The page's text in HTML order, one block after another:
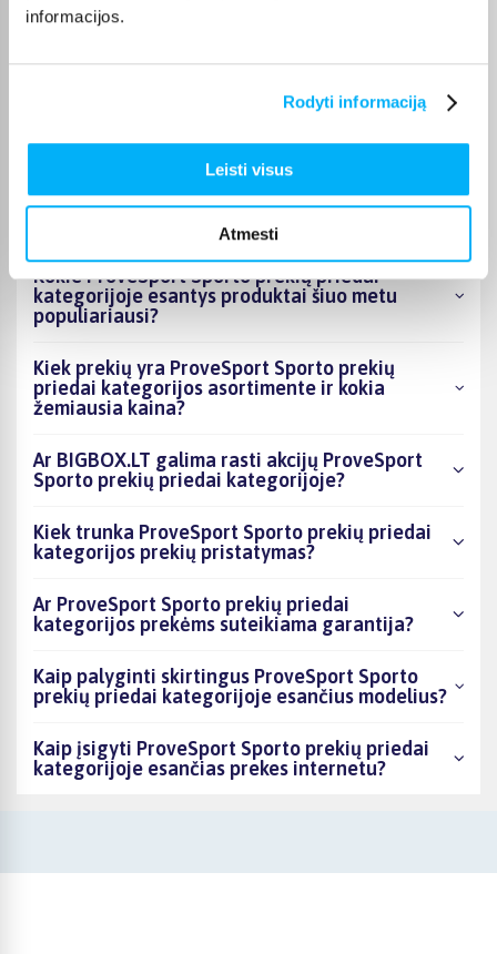
informacijos.
Rodyti informaciją
Leisti visus
Atmesti
DUK
Kokie ProveSport Sporto prekių priedai
kategorijoje esantys produktai šiuo metu
populiariausi?
Kiek prekių yra ProveSport Sporto prekių
priedai kategorijos asortimente ir kokia
žemiausia kaina?
Ar BIGBOX.LT galima rasti akcijų ProveSport
Sporto prekių priedai kategorijoje?
Kiek trunka ProveSport Sporto prekių priedai
kategorijos prekių pristatymas?
Ar ProveSport Sporto prekių priedai
kategorijos prekėms suteikiama garantija?
Kaip palyginti skirtingus ProveSport Sporto
prekių priedai kategorijoje esančius modelius?
Kaip įsigyti ProveSport Sporto prekių priedai
kategorijoje esančias prekes internetu?